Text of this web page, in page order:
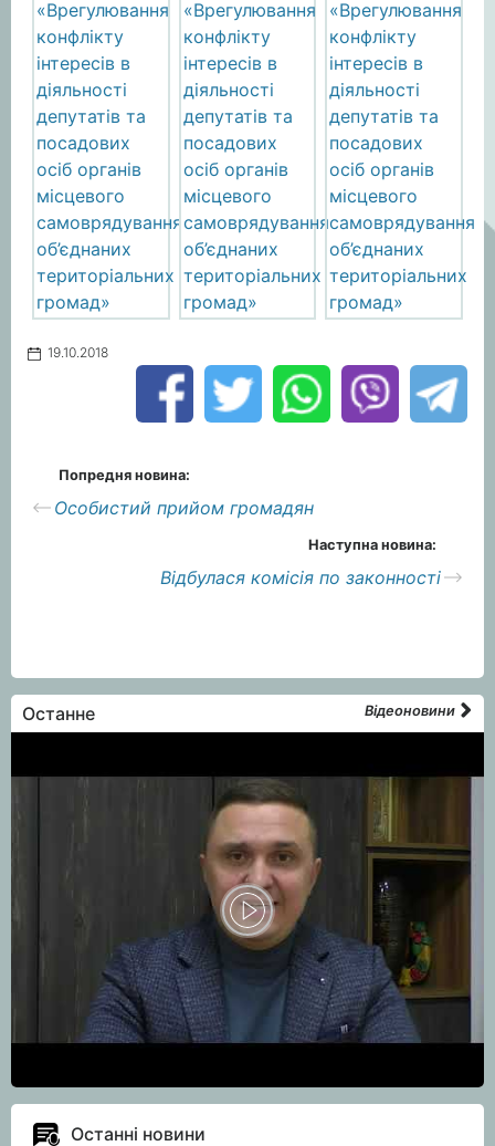
19.10.2018
Попредня новина:
Особистий прийом громадян
Наступна новина:
Відбулася комісія по законності
Останне Відеоновини
Останні новини